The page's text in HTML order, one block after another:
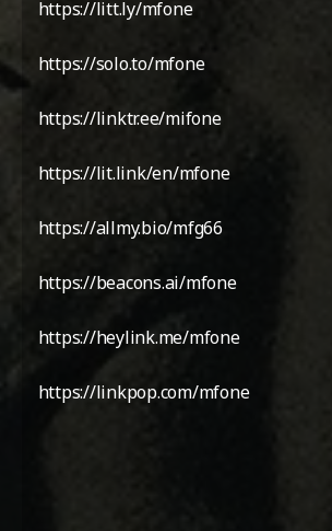
https://litt.ly/mfone
https://solo.to/mfone
https://linktr.ee/mifone
https://lit.link/en/mfone
https://allmy.bio/mfg66
https://beacons.ai/mfone
https://heylink.me/mfone
https://linkpop.com/mfone